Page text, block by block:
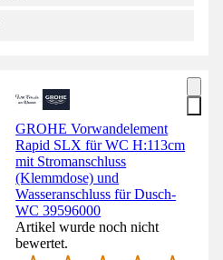
GROHE Vorwandelement
Rapid SLX für WC H:113cm
mit Stromanschluss
(Klemmdose) und
Wasseranschluss für Dusch-
WC 39596000
Artikel wurde noch nicht
bewertet.